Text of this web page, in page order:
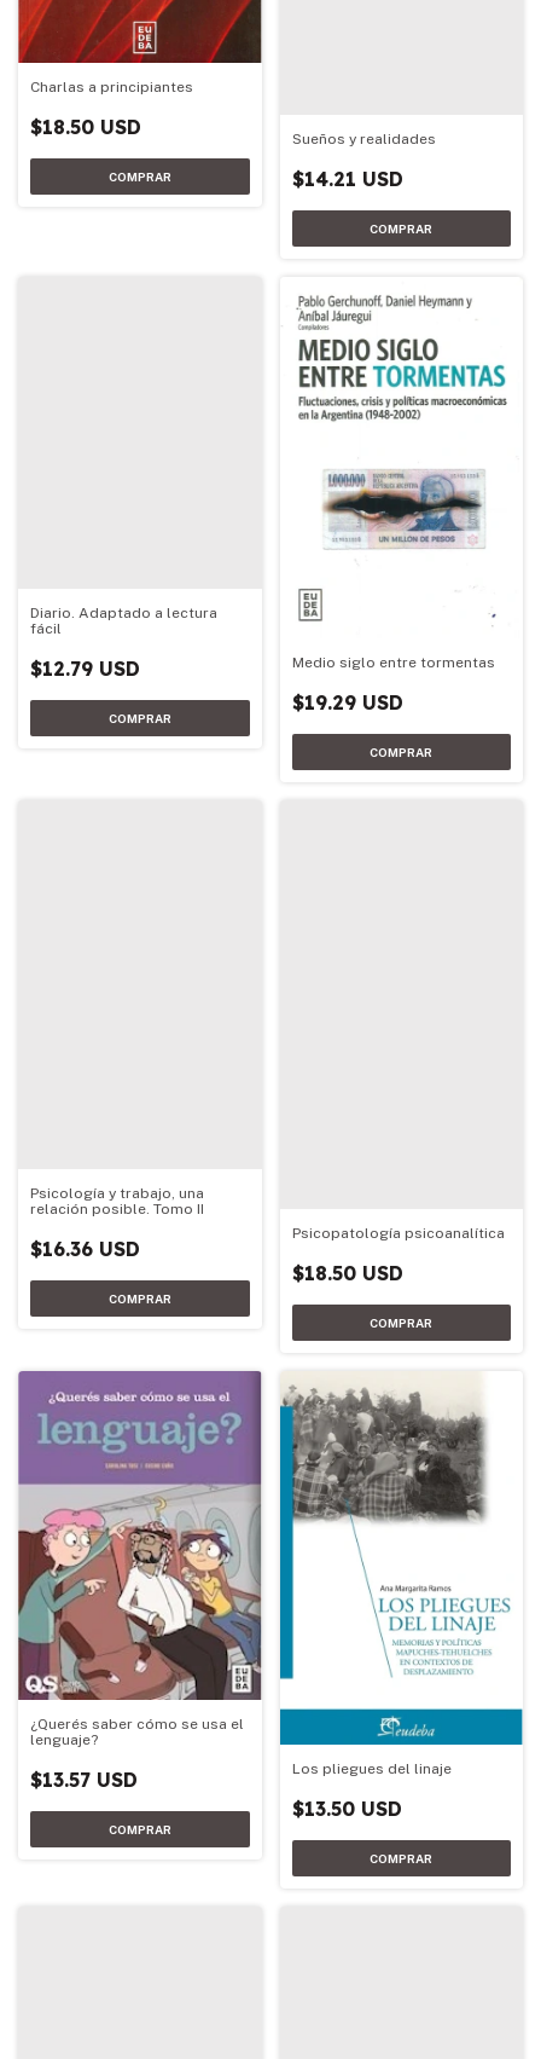
Charlas a principiantes
$18.50 USD
Sueños y realidades
$14.21 USD
Diario. Adaptado a lectura
fácil
$12.79 USD Medio siglo entre tormentas
$19.29 USD
Psicología y trabajo, una
relación posible. Tomo II
$16.36 USD
Psicopatología psicoanalítica
$18.50 USD
¿Querés saber cómo se usa el
lenguaje?
$13.57 USD Los pliegues del linaje
$13.50 USD